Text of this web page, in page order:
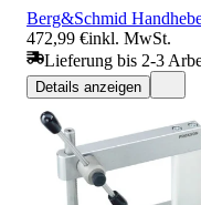
Berg&Schmid
472,99 €inkl. MwSt.
Lieferung bis 2-3
Details anzeigen